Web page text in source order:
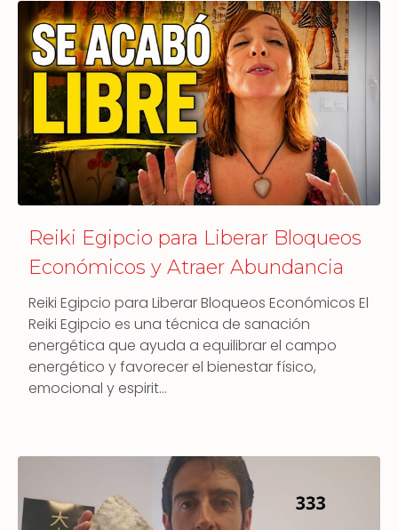
Reiki Egipcio para Liberar Bloqueos
Económicos y Atraer Abundancia
Reiki Egipcio para Liberar Bloqueos Económicos El
Reiki Egipcio es una técnica de sanación
energética que ayuda a equilibrar el campo
energético y favorecer el bienestar físico,
emocional y espirit…